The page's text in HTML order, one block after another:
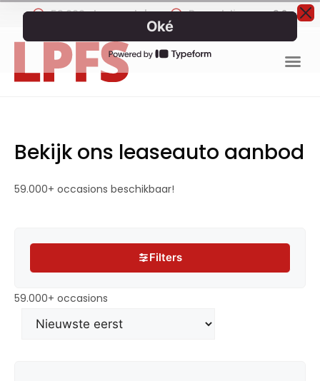
59.000+ leaseauto's Beoordeling van9.2
Bekijk ons leaseauto aanbod
59.000+ occasions beschikbaar!
Filters
59.000+ occasions
Merk
59.000+ occasions